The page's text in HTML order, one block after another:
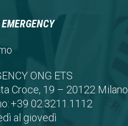
ONG ETS
Croce, 19 – 20122 Milano
+39 02.3211.1112
al giovedì